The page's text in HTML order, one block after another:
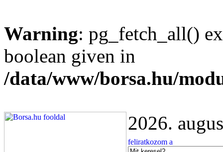
Warning: pg_fetch_all()
boolean given in
/data/www/borsa.hu/
2026.